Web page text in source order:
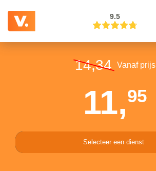
9.5
14,34 Vanaf prijs
11,95
Selecteer een dienst